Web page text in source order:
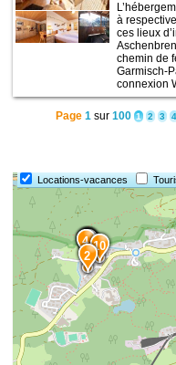
à
ces lieux
chemin de
Garmisch-
connexion
Page 1 sur 100 1 2 3 4
Locations-vacances
10
9
8
7
6
5
4
2